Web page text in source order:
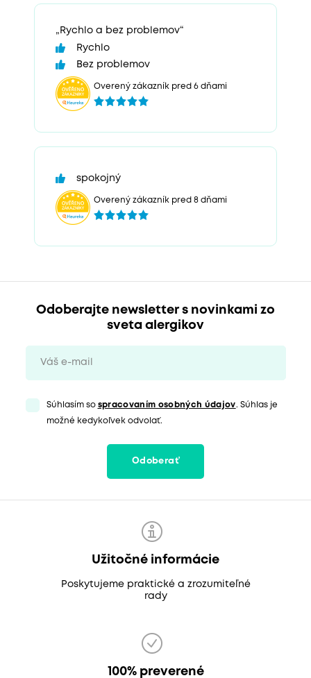
„Rychlo a bez problemov“
Rychlo
Bez problemov
Overený zákazník pred 6 dňami
spokojný
Overený zákazník pred 8 dňami
Odoberajte newsletter s novinkami zo
sveta alergikov
Súhlasím so spracovaním osobných údajov. Súhlas je
možné kedykoľvek odvolať.
Odoberať
Užitočné informácie
Poskytujeme praktické a zrozumiteľné
rady
100% preverené